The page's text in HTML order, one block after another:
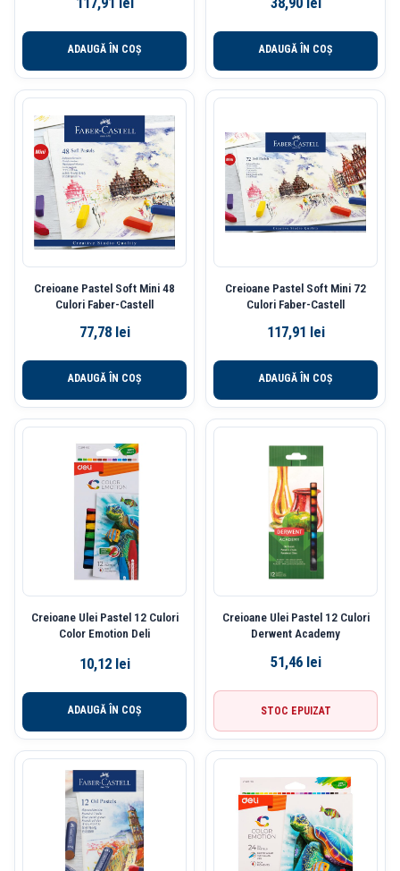
ADAUGĂ ÎN COȘ ADAUGĂ ÎN COȘ
Creioane Pastel Soft Mini 48
Culori Faber-Castell
77,78 lei
ADAUGĂ ÎN COȘ
Creioane Pastel Soft Mini 72
Culori Faber-Castell
117,91 lei
ADAUGĂ ÎN COȘ
Creioane Ulei Pastel 12 Culori
Color Emotion Deli
10,12 lei
ADAUGĂ ÎN COȘ
Creioane Ulei Pastel 12 Culori
Derwent Academy
51,46 lei
STOC EPUIZAT